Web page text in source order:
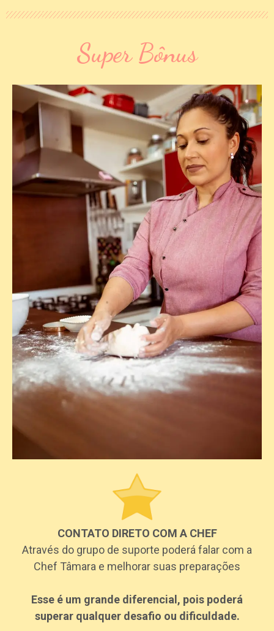
Super Bônus
CONTATO DIRETO COM A CHEF
Através do grupo de suporte poderá falar com a
Chef Tâmara e melhorar suas preparações
Esse é um grande diferencial, pois poderá
superar qualquer desafio ou dificuldade.